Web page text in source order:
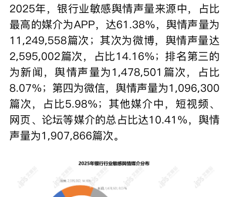
2025年，银行业敏感舆情声量来源中，占比
最高的媒介为APP，达61.38%，舆情声量为
11,249,558篇次；其次为微博，舆情声量达
2,595,002篇次，占比14.16%；排名第三的
为新闻，舆情声量为1,478,501篇次，占比
8.07%；第四为微信，舆情声量为1,096,300
篇次，占比5.98%；其他媒介中，短视频、
网页、论坛等媒介的总占比达10.41%，舆情
声量为1,907,866篇次。